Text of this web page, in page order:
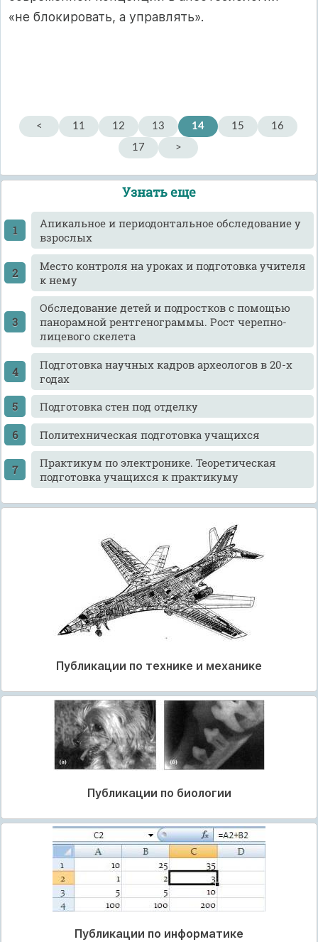
«не блокировать, а управлять».
< 11 12 13 14 15
16
17
>
Узнать еще
Апикальное и периодонтальное обследование у
взрослых
Место контроля на уроках и подготовка учителя
к нему
Обследование детей и подростков с помощью
панорамной рентгенограммы. Рост черепно-
лицевого скелета
Подготовка научных кадров археологов в 20-х
годах
Подготовка стен под отделку
Политехническая подготовка учащихся
Практикум по электронике. Теоретическая
подготовка учащихся к практикуму
Публикации по технике и механике
Публикации по биологии
Публикации по информатике